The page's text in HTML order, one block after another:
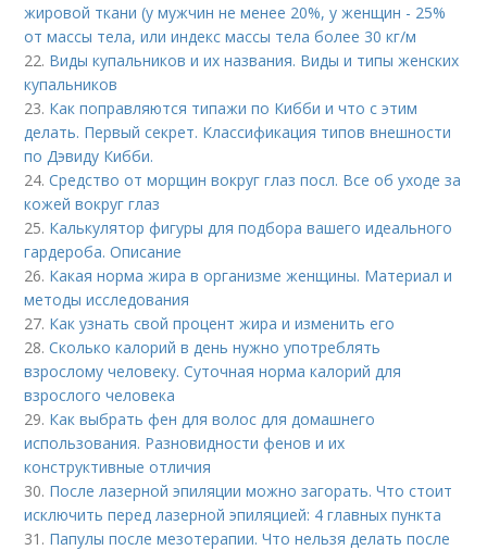
жировой ткани (у мужчин не менее 20%, у женщин - 25%
от массы тела, или индекс массы тела более 30 кг/м
22. Виды купальников и их названия. Виды и типы женских
купальников
23. Как поправляются типажи по Кибби и что с этим
делать. Первый секрет. Классификация типов внешности
по Дэвиду Кибби.
24.Средство от морщин вокруг глаз посл. Все об уходе за
кожей вокруг глаз
25. Калькулятор фигуры для подбора вашего идеального
гардероба. Описание
26. Какая норма жира в организме женщины. Материал и
методы исследования
27. Как узнать свой процент жира и изменить его
28.Сколько калорий в день нужно употреблять
взрослому человеку. Суточная норма калорий для
взрослого человека
29. Как выбрать фен для волос для домашнего
использования. Разновидности фенов и их
конструктивные отличия
30. После лазерной эпиляции можно загорать. Что стоит
исключить перед лазерной эпиляцией: 4 главных пункта
31. Папулы после мезотерапии. Что нельзя делать после